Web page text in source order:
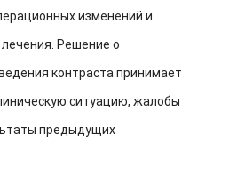
изменений и
Решение о
контраста принимает
ситуацию, жалобы
предыдущих